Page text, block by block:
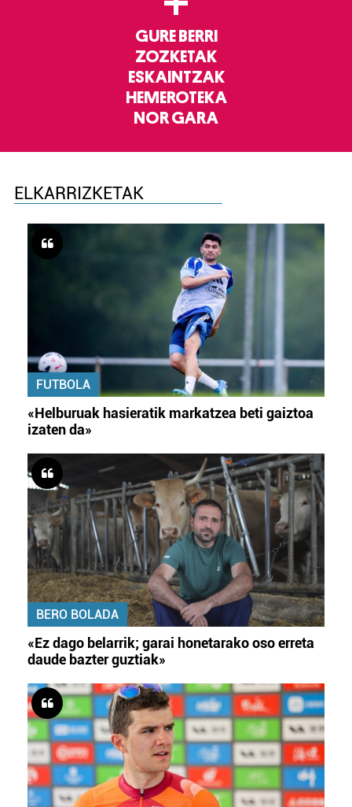
GURE BERRI
ZOZKETAK
ESKAINTZAK
HEMEROTEKA
NOR GARA
ELKARRIZKETAK
FUTBOLA
«Helburuak hasieratik markatzea beti gaiztoa
izaten da»
BERO BOLADA
«Ez dago belarrik; garai honetarako oso erreta
daude bazter guztiak»